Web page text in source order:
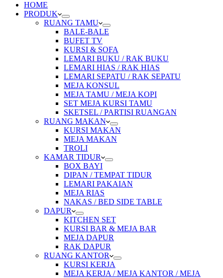
HOME
PRODUK
RUANG TAMU
BALE-BALE
BUFET TV
KURSI & SOFA
LEMARI BUKU / RAK BUKU
LEMARI HIAS / RAK HIAS
LEMARI SEPATU / RAK SEPATU
MEJA KONSUL
MEJA TAMU / MEJA KOPI
SET MEJA KURSI TAMU
SKETSEL / PARTISI RUANGAN
RUANG MAKAN
KURSI MAKAN
MEJA MAKAN
TROLI
KAMAR TIDUR
BOX BAYI
DIPAN / TEMPAT TIDUR
LEMARI PAKAIAN
MEJA RIAS
NAKAS / BED SIDE TABLE
DAPUR
KITCHEN SET
KURSI BAR & MEJA BAR
MEJA DAPUR
RAK DAPUR
RUANG KANTOR
KURSI KERJA
MEJA KERJA / MEJA KANTOR / MEJA